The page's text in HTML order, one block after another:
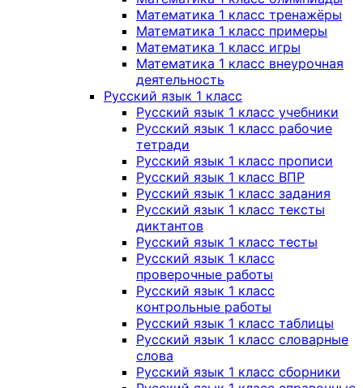
Математика 1 класс тренажёры
Математика 1 класс примеры
Математика 1 класс игры
Математика 1 класс внеурочная
деятельность
Русский язык 1 класс
Русский язык 1 класс учебники
Русский язык 1 класс рабочие
тетради
Русский язык 1 класс прописи
Русский язык 1 класс ВПР
Русский язык 1 класс задания
Русский язык 1 класс тексты
диктантов
Русский язык 1 класс тесты
Русский язык 1 класс
проверочные работы
Русский язык 1 класс
контрольные работы
Русский язык 1 класс таблицы
Русский язык 1 класс словарные
слова
Русский язык 1 класс сборники